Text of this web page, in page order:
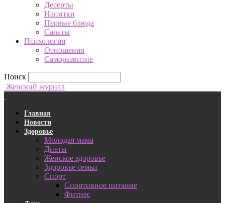
Десерты
Напитки
Первые блюда
Салаты
Психология
Отношения
Саморазвитие
Поиск
Женский журнал
Главная
Новости
Здоровье
Молодая мама
Диеты
Женское здоровье
Здоровье семьи
Спорт
Спортивное питание
Фитнес